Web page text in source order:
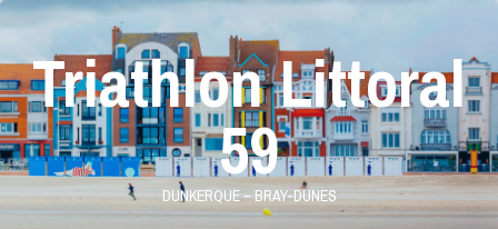
Skip
contentTriathlon Littoral
59
DUNKERQUE – BRAY-DUNES